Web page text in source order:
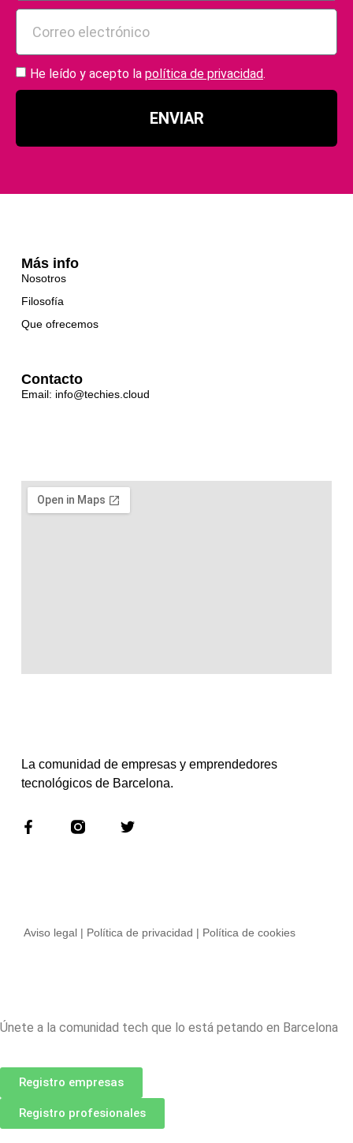
He leído y acepto la política de privacidad.
ENVIAR
La comunidad de empresas y emprendedores
tecnológicos de Barcelona.
Más info
Nosotros
Filosofía
Que ofrecemos
Contacto
Email: info@techies.cloud
Aviso legal | Política de privacidad | Política de cookies
Únete a la comunidad tech que lo está petando en Barcelona
Registro empresas
Registro profesionales